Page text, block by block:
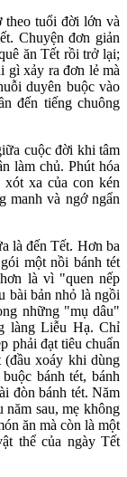
theo tuổi đời lớn và
Chuyện đơn giản
ăn Tết rồi trở lại;
gì xảy ra đơn lẻ mà
duyên buộc vào
đến tiếng chuông
cuộc đời khi tâm
làm chủ. Phút hóa
xót xa của con kén
manh và ngớ ngẩn
là đến Tết. Hơn ba
một nồi bánh tét
là vì "quen nếp
bài bản nhỏ là ngồi
những "mụ dâu"
làng Liễu Hạ. Chỉ
phải đạt tiêu chuẩn
(đầu xoáy khi dùng
bánh tét, bánh
đòn bánh tét. Năm
năm sau, mẹ không
ăn mà còn là một
thể của ngày Tết